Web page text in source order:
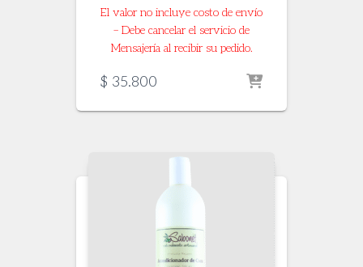
El valor no incluye costo de envío
– Debe cancelar el servicio de
Mensajería al recibir su pedido.
$ 35.800